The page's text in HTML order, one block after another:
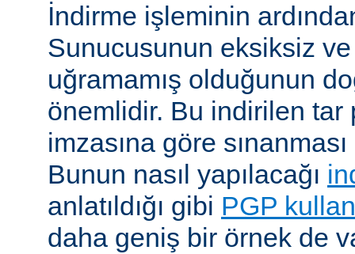
İndirme işleminin
Sunucusunun eksiksiz
uğramamış olduğunun
önemlidir. Bu indirilen tar
imzasına göre
Bunun nasıl yapılacağı
anlatıldığı gibi PGP
daha geniş bir örnek de